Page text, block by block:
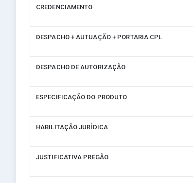
CREDENCIAMENTO
DESPACHO + AUTUAÇÃO + PORTARIA CPL
DESPACHO DE AUTORIZAÇÃO
ESPECIFICAÇÃO DO PRODUTO
HABILITAÇÃO JURÍDICA
JUSTIFICATIVA PREGÃO